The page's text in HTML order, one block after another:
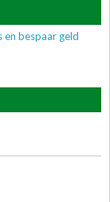
en bespaar geld